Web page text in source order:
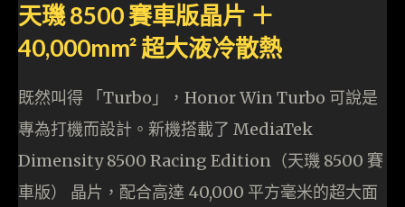
天璣 8500 賽車版晶片 ＋
40,000mm² 超大液冷散熱
既然叫得 「Turbo」，Honor Win Turbo 可說是
專為打機而設計。新機搭載了 MediaTek
Dimensity 8500 Racing Edition（天璣 8500 賽
車版） 晶片，配合高達 40,000 平方毫米的超大面